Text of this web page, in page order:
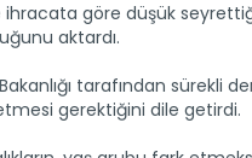
ihracata göre düşük
aktardı.
tarafından sürekli
gerektiğini dile getirdi.